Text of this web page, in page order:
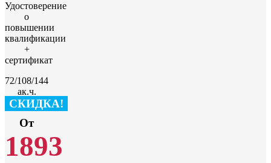
Удостоверение
о
повышении
квалификации
+
сертификат
72/108/144
ак.ч.
СКИДКА!
От
1893